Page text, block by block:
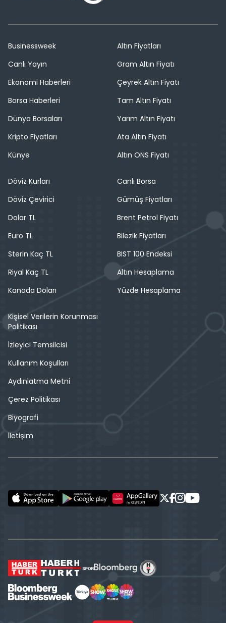
Businessweek
Canlı Yayın
Ekonomi Haberleri
Borsa Haberleri
Dünya Borsaları
Kripto Fiyatları
Künye
Altın Fiyatları
Gram Altın Fiyatı
Çeyrek Altın Fiyatı
Tam Altın Fiyatı
Yarım Altın Fiyatı
Ata Altın Fiyatı
Altın ONS Fiyatı
Döviz Kurları
Döviz Çevirici
Dolar TL
Euro TL
Sterin Kaç TL
Riyal Kaç TL
Kanada Doları
Canlı Borsa
Gümüş Fiyatları
Brent Petrol Fiyatı
Bilezik Fiyatları
BIST 100 Endeksi
Altın Hesaplama
Yüzde Hesaplama
Kişisel Verilerin Korunması
Politikası
İzleyici Temsilcisi
Kullanım Koşulları
Aydınlatma Metni
Çerez Politikası
Biyografi
İletişim